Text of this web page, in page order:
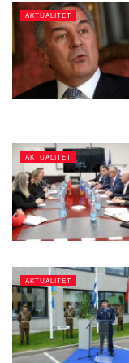
AKTUALITET
AKTUALITET
AKTUALITET